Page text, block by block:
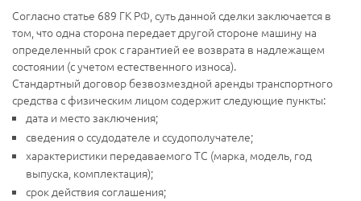
Согласно статье 689 ГК РФ, суть данной сделки заключается в
том, что одна сторона передает другой стороне машину на
определенный срок с гарантией ее возврата в надлежащем
состоянии (с учетом естественного износа).
Стандартный договор безвозмездной аренды транспортного
средства с физическим лицом содержит следующие пункты:
дата и место заключения;
сведения о ссудодателе и ссудополучателе;
характеристики передаваемого ТС (марка, модель, год
выпуска, комплектация);
срок действия соглашения;